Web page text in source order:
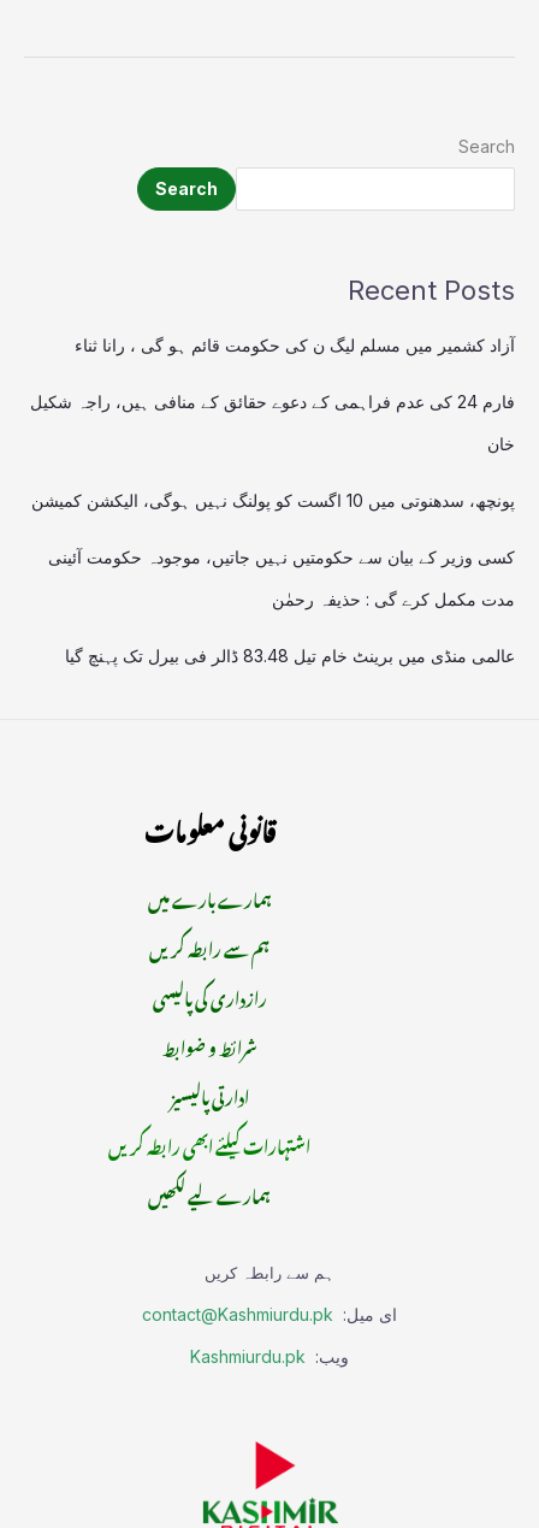
Search
Search
Recent Posts
آزاد کشمیر میں مسلم لیگ ن کی حکومت قائم ہو گی ، رانا ثناء
فارم 24 کی عدم فراہمی کے دعوے حقائق کے منافی ہیں، راجہ شکیل
خان
پونچھ، سدھنوتی میں 10 اگست کو پولنگ نہیں ہوگی، الیکشن کمیشن
کسی وزیر کے بیان سے حکومتیں نہیں جاتیں، موجودہ حکومت آئینی
مدت مکمل کرے گی : حذیفہ رحمٰن
عالمی منڈی میں برینٹ خام تیل 83.48 ڈالر فی بیرل تک پہنچ گیا
قانونی معلومات
ہمارے بارے میں
ہم سے رابطہ کریں
رازداری کی پالیسی
شرائط و ضوابط
ادارتی پالیسیز
اشتہارات کیلئے ابھی رابطہ کریں
ہمارے لیے لکھیں
ہم سے رابطہ کریں
ای میل: contact@Kashmiurdu.pk
ویب: Kashmiurdu.pk